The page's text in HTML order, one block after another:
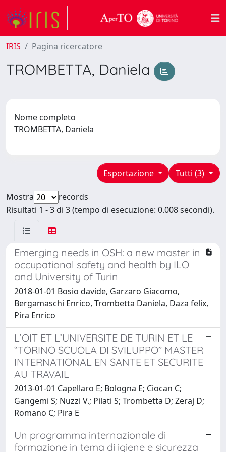
IRIS Pagina ricercatore
TROMBETTA, Daniela
Nome completo
TROMBETTA, Daniela
Tutti (3)
Esportazione
Mostra
records
Risultati 1 - 3 di 3 (tempo di esecuzione: 0.008 secondi).
Emerging needs in OSH: a new master in
occupational safety and health by ILO
and University of Turin
2018-01-01 Bosio davide, Garzaro Giacomo,
Bergamaschi Enrico, Trombetta Daniela, Daza felix,
Pira Enrico
L’OIT ET L’UNIVERSITE DE TURIN ET LE
“TORINO SCUOLA DI SVILUPPO” MASTER
INTERNATIONAL EN SANTE ET SECURITE
AU TRAVAIL
2013-01-01 Capellaro E; Bologna E; Ciocan C;
Gangemi S; Nuzzi V.; Pilati S; Trombetta D; Zeraj D;
Romano C; Pira E
Un programma internazionale di
formazione in tema di igiene e sicurezza